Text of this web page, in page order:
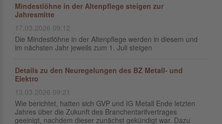
Mindestlöhne in der Altenpflege steigen zur
Jahresmitte
17.03.2026 09:12
Die Mindestlöhne in der Altenpflege werden in diesem und
im nächsten Jahr jeweils zum 1. Juli steigen
Details zu den Neuregelungen des BZ Metall- und
Elektro
13.03.2026 09:21
Wie berichtet, hatten sich GVP und IG Metall Ende letzten
Jahres über die Zukunft des Branchentarifvertrages
geeinigt, nachdem dieser zunächst gekündigt war. Dazu